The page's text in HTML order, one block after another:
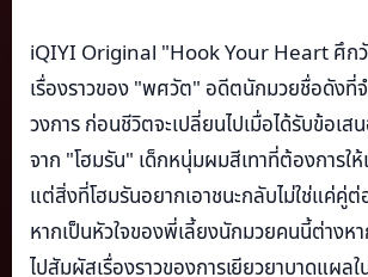
iQIYI Original "Hook Your Heart ศึกวั
เรื่องราวของ "พศวัต" อดีตนักมวยชื่อดังที่
วงการ ก่อนชีวิตจะเปลี่ยนไปเมื่อได้รับข้อเส
จาก "โฮมรัน" เด็กหนุ่มผมสีเทาที่ต้องการให้
แต่สิ่งที่โฮมรันอยากเอาชนะกลับไม่ใช่แค่คู่
หากเป็นหัวใจของพี่เลี้ยงนักมวยคนนี้ต่างห
ไปสัมผัสเรื่องราวของการเยียวยาบาดแผล